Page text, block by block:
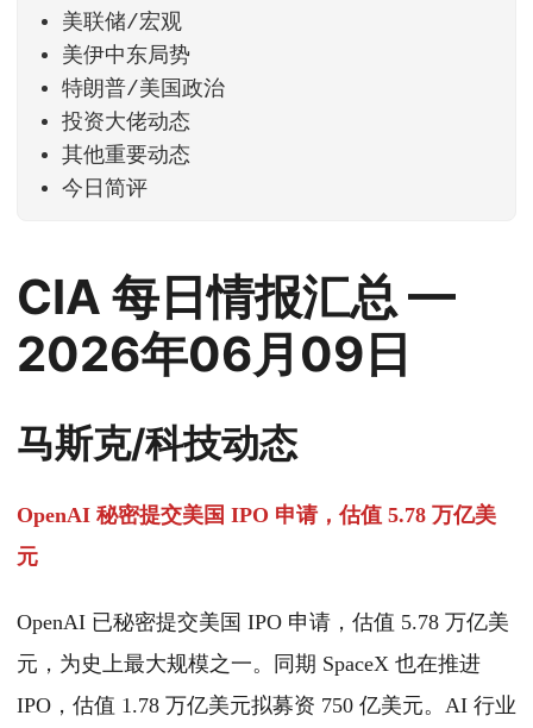
美联储/宏观
美伊中东局势
特朗普/美国政治
投资大佬动态
其他重要动态
今日简评
CIA 每日情报汇总 —
2026年06月09日
马斯克/科技动态
OpenAI 秘密提交美国 IPO 申请，估值 5.78 万亿美
元
OpenAI 已秘密提交美国 IPO 申请，估值 5.78 万亿美
元，为史上最大规模之一。同期 SpaceX 也在推进
IPO，估值 1.78 万亿美元拟募资 750 亿美元。AI 行业